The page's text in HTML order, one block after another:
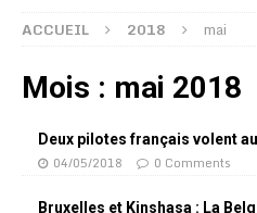
ACCUEIL 2018 mai
Mois : mai 2018
Deux pilotes français volent
04/05/2018 0 Comments
Bruxelles et Kinshasa : La